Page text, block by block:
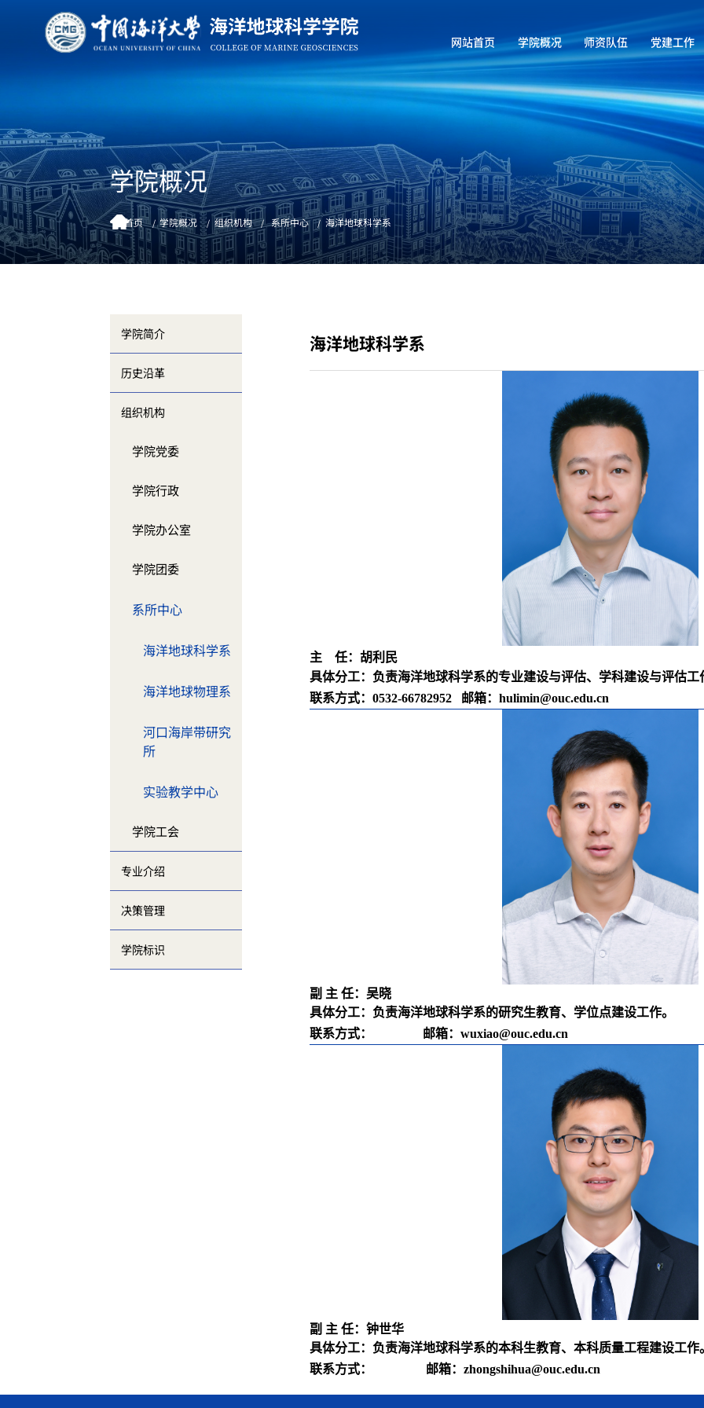
网站首页 学院概况 师资队伍 党建工作
学院概况
首页 学院概况 组织机构 系所中心 海洋地球科学系
学院简介
历史沿革
组织机构
学院党委
学院行政
学院办公室
学院团委
系所中心
海洋地球科学系
海洋地球物理系
河口海岸带研究
所
实验教学中心
学院工会
专业介绍
决策管理
学院标识
海洋地球科学系
主
任：胡利民
具体分工： 负责海洋地球科学系的专业建设与评估、学科建设与评估工
联系方式： 0532-66782952 邮箱： hulimin@ouc.edu.cn
副 主 任：吴晓
具体分工： 负责海洋地球科学系的研究生教育、学位点建设工作。
联系方式：
邮箱： wuxiao@ouc.edu.cn
副 主 任：钟世华
具体分工： 负责海洋地球科学系的本科生教育、本科质量工程建设工作
联系方式：
邮箱： zhongshihua@ouc.edu.cn